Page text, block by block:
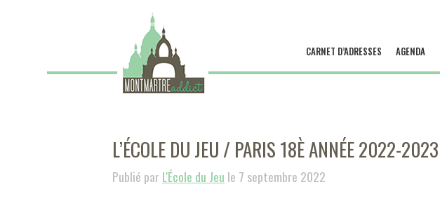
CARNET D’ADRESSES AGENDA
L’ÉCOLE DU JEU / PARIS 18È ANNÉE 2022-2023
Publié parL'École du Jeu le 7 septembre 2022